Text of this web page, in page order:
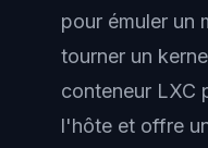
pour émuler un
tourner un
conteneur LXC
l'hôte et offre